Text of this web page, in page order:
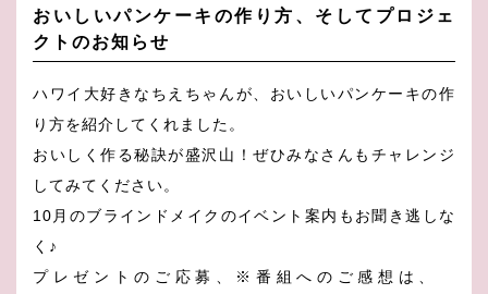
おいしいパンケーキの作り方、そしてプロジェ
クトのお知らせ
ハワイ大好きなちえちゃんが、おいしいパンケーキの作
り方を紹介してくれました。
おいしく作る秘訣が盛沢山！ぜひみなさんもチャレンジ
してみてください。
10月のブラインドメイクのイベント案内もお聞き逃しな
く♪
プレゼントのご応募、※番組へのご感想は、